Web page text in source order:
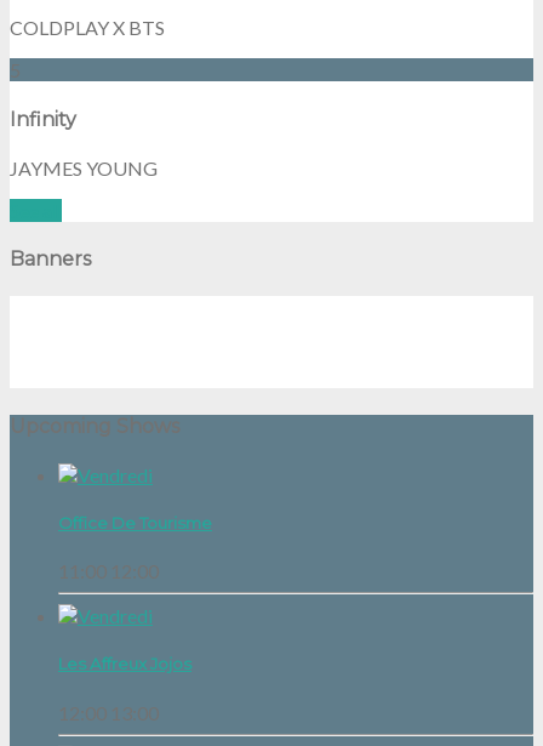
COLDPLAY X BTS
5
Infinity
JAYMES YOUNG
Banners
Upcoming Shows
Office De Tourisme
11:00 12:00
Les Affreux Jojos
12:00 13:00